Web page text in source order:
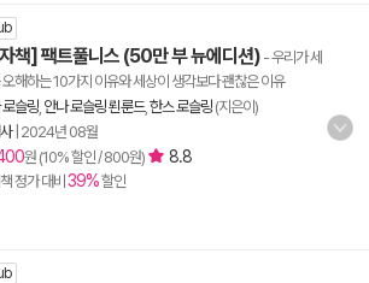
책] 팩트풀니스 (50만 부 뉴에디션)- 우리가 세
해하는 10가지 이유와 세상이 생각보다 괜찮은 이유
슬링 안나 로슬링 뢴룬드, 한스 로슬링 (지은이)
| 2024년 08월
원 (10% 할인 / 800원) 8.8
정가 대비 39%할인